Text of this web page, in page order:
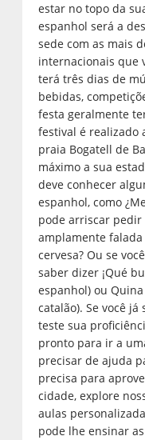
estar no topo da
espanhol será a
sede com as mais
internacionais
terá três dias de
bebidas,
festa geralmente
festival é realizado
praia Bogatell de
máximo a sua
deve conhecer
espanhol, como
pode arriscar pedir
amplamente
cervesa? Ou se
saber dizer ¡Qué
espanhol) ou
catalão). Se você
teste sua
pronto para ir a
precisar de ajuda
precisa para
cidade, explore
aulas
pode lhe ensinar